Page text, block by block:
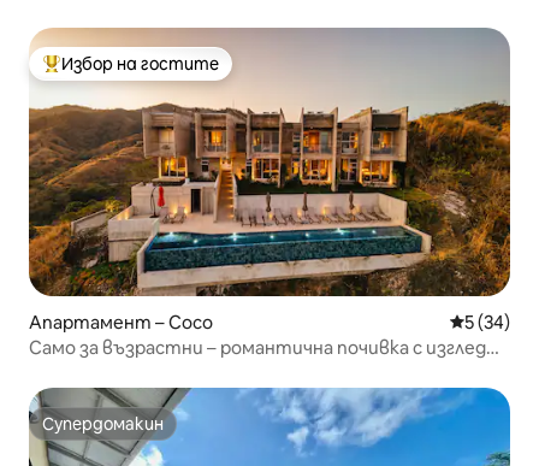
Най-популярен избор на гостите
Избор на гостите
Апартамент – Coco Средна
5 (34)
Само за възрастни – романтична почивка с изглед
Супердомакин
Супердомакин